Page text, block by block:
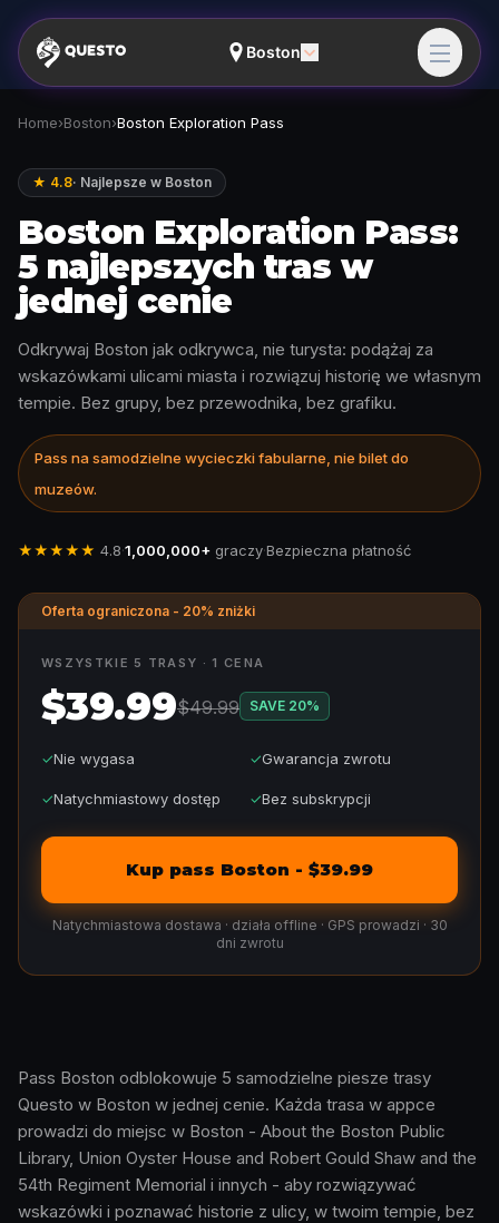
Boston
Home›Boston›Boston Exploration Pass
★ 4.8· Najlepsze w Boston
Boston Exploration Pass:
5 najlepszych tras w
jednej cenie
Odkrywaj Boston jak odkrywca, nie turysta: podążaj za
wskazówkami ulicami miasta i rozwiązuj historię we własnym
tempie. Bez grupy, bez przewodnika, bez grafiku.
Pass na samodzielne wycieczki fabularne, nie bilet do
muzeów.
★★★★★ 4.8·1,000,000+ graczy·Bezpieczna płatność
Oferta ograniczona - 20% zniżki
WSZYSTKIE 5 TRASY · 1 CENA
$39.99$49.99 SAVE 20%
✓Nie wygasa ✓Gwarancja zwrotu
✓Natychmiastowy dostęp ✓Bez subskrypcji
Kup pass Boston - $39.99
Natychmiastowa dostawa · działa offline · GPS prowadzi · 30
dni zwrotu
Pass Boston odblokowuje 5 samodzielne piesze trasy
Questo w Boston w jednej cenie. Każda trasa w appce
prowadzi do miejsc w Boston - About the Boston Public
Library, Union Oyster House and Robert Gould Shaw and the
54th Regiment Memorial i innych - aby rozwiązywać
wskazówki i poznawać historie z ulicy, w twoim tempie, bez